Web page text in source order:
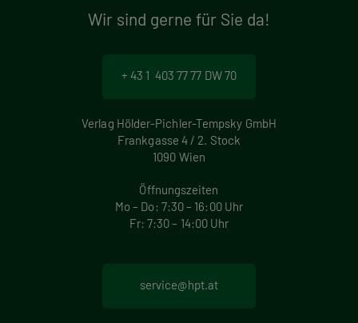
Wir sind gerne für Sie da!
+ 43 1 403 77 77 DW 70
Verlag Hölder-Pichler-Tempsky GmbH
Frankgasse 4 / 2. Stock
1090 Wien
Öffnungszeiten
Mo – Do: 7:30 – 16:00 Uhr
Fr: 7:30 – 14:00 Uhr
service@hpt.at